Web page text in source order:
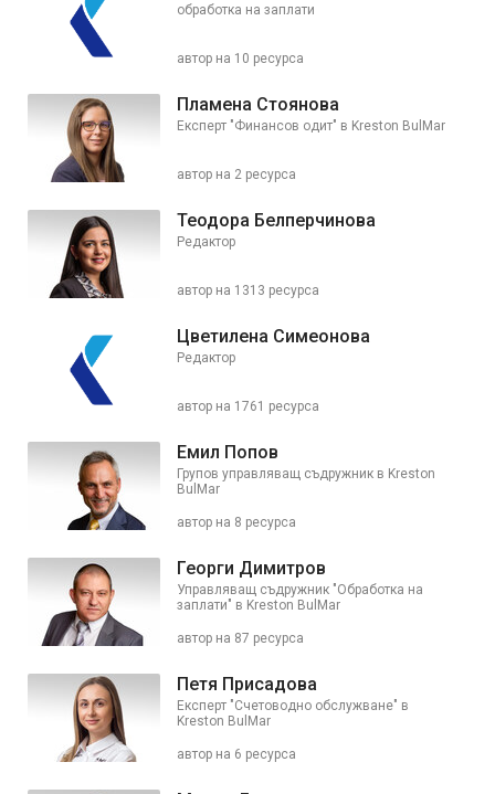
обработка на заплати
автор на 10 ресурса
Пламена Стоянова
Експерт "Финансов одит" в Kreston BulMar
автор на 2 ресурса
Теодора Белперчинова
Редактор
автор на 1313 ресурса
Цветилена Симеонова
Редактор
автор на 1761 ресурса
Емил Попов
Групов управляващ съдружник в Kreston
BulMar
автор на 8 ресурса
Георги Димитров
Управляващ съдружник "Обработка на
заплати" в Kreston BulMar
автор на 87 ресурса
Петя Присадова
Експерт "Счетоводно обслужване" в
Kreston BulMar
автор на 6 ресурса